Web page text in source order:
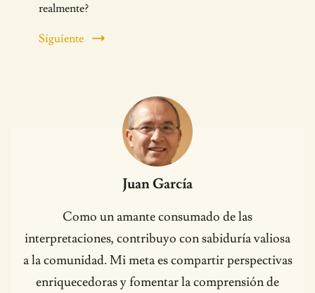
realmente?
Siguiente
Juan García
Como un amante consumado de las
interpretaciones, contribuyo con sabiduría valiosa
a la comunidad. Mi meta es compartir perspectivas
enriquecedoras y fomentar la comprensión de